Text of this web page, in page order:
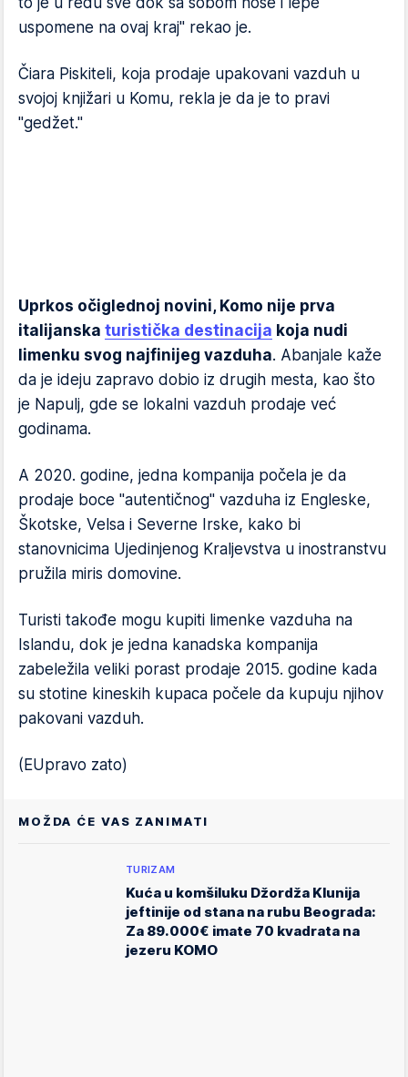
uspomene na ovaj kraj" rekao je.
Čiara Piskiteli, koja prodaje upakovani vazduh u
svojoj knjižari u Komu, rekla je da je to pravi
"gedžet."
Uprkos očiglednoj novini, Komo nije prva
italijanska turistička destinacija koja nudi
limenku svog najfinijeg vazduha. Abanjale kaže
da je ideju zapravo dobio iz drugih mesta, kao što
je Napulj, gde se lokalni vazduh prodaje već
godinama.
A 2020. godine, jedna kompanija počela je da
prodaje boce "autentičnog" vazduha iz Engleske,
Škotske, Velsa i Severne Irske, kako bi
stanovnicima Ujedinjenog Kraljevstva u inostranstvu
pružila miris domovine.
Turisti takođe mogu kupiti limenke vazduha na
Islandu, dok je jedna kanadska kompanija
zabeležila veliki porast prodaje 2015. godine kada
su stotine kineskih kupaca počele da kupuju njihov
pakovani vazduh.
(EUpravo zato)
MOŽDA ĆE VAS ZANIMATI
TURIZAM
Kuća u komšiluku Džordža Klunija
jeftinije od stana na rubu Beograda:
Za 89.000€ imate 70 kvadrata na
jezeru KOMO